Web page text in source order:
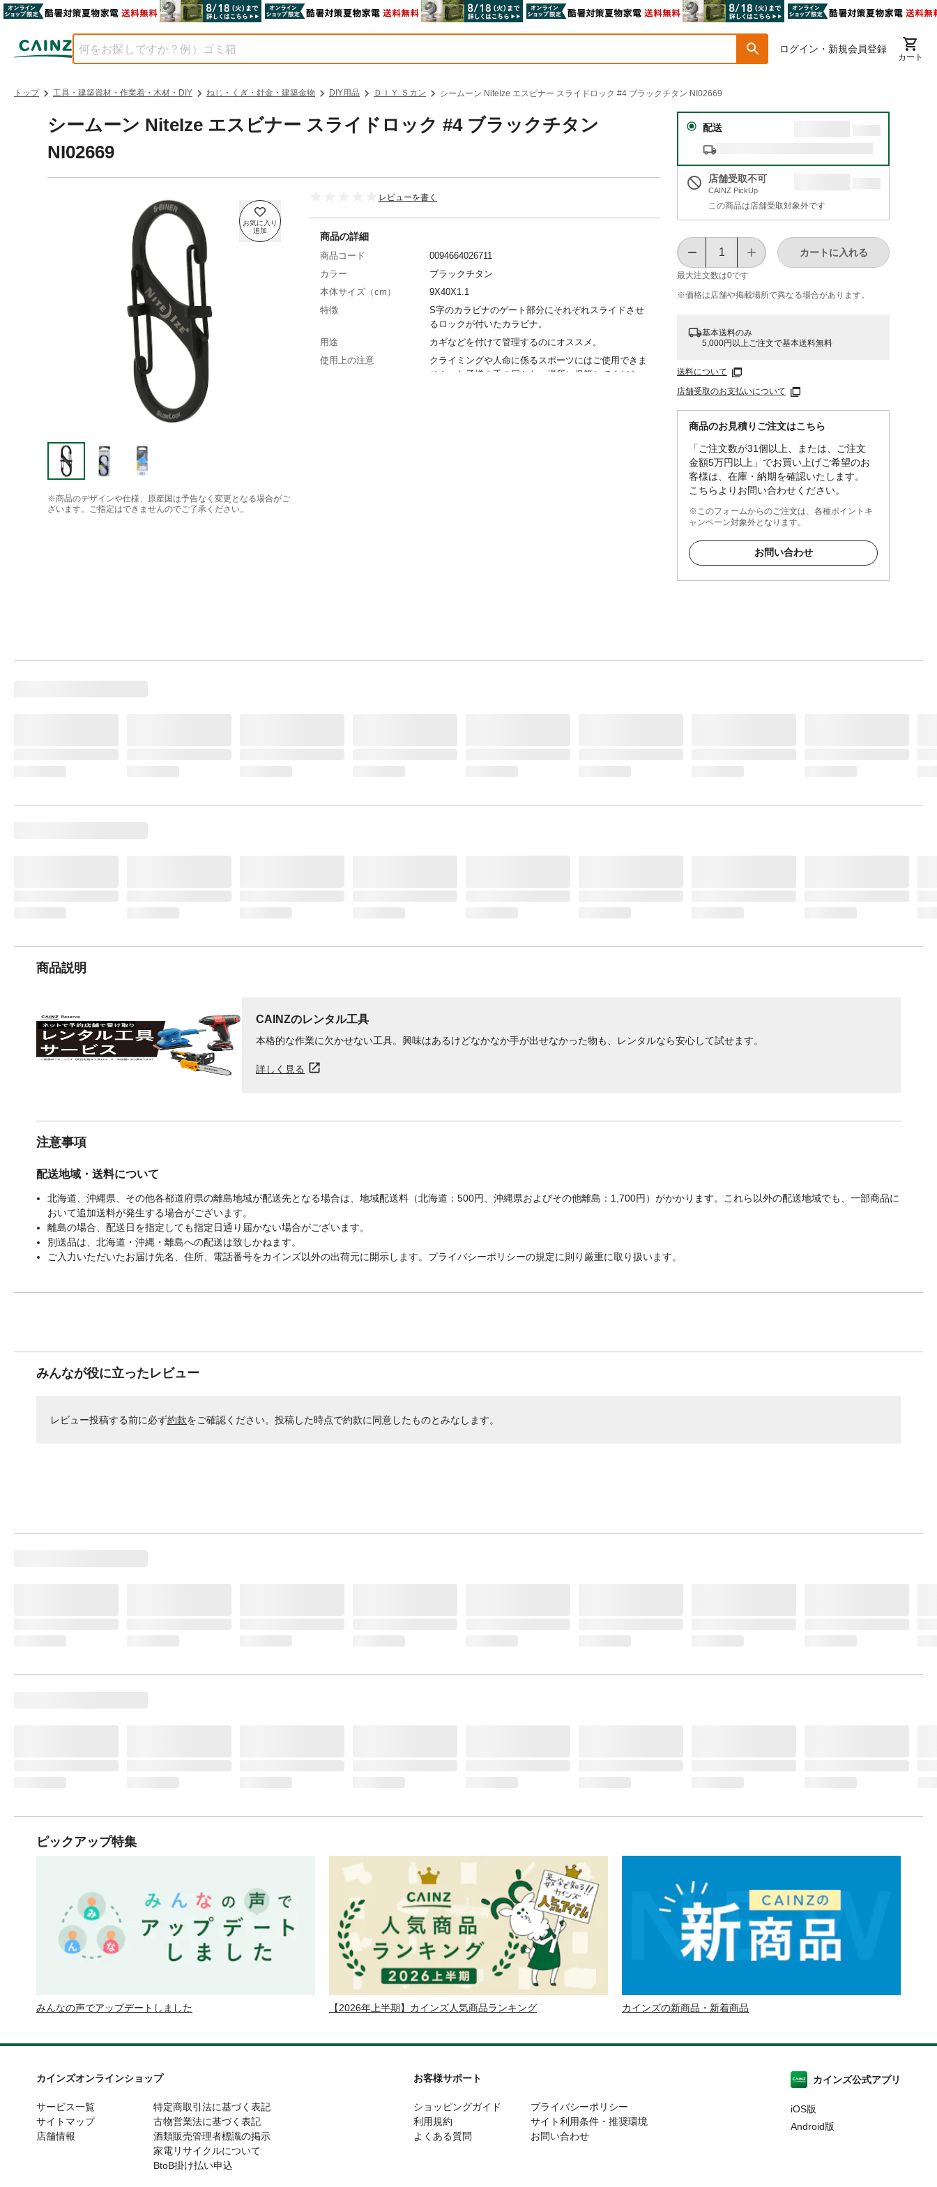
ログイン・新規会員登録
カート
トップ 工具・建築資材・作業着・木材・DIY ねじ・くぎ・針金・建築金物 DIY用品 ＤＩＹ Ｓカン シームーン NiteIze エスビナー スライドロック #4 ブラックチタン NI02669
シームーン NiteIze エスビナー スライドロック #4 ブラックチタン
NI02669
※商品のデザインや仕様、原産国は予告なく変更となる場合がご
ざいます。ご指定はできませんのでご了承ください。
レビューを書く
配送
店舗受取不可
CAINZ PickUp
この商品は店舗受取対象外です
最大注文数は0です
カートに入れる
※価格は​店舗や​掲載場所で​異なる​場合が​あります。
基本送料のみ
5,000円以上ご注文で基本送料無料
送料について
店舗受取のお支払いについて
商品のお見積りご注文はこちら
「ご注文数が31個以上、または、ご注文
金額5万円以上」でお買い上げご希望のお
客様は、在庫・納期を確認いたします。
こちらよりお問い合わせください。
※このフォームからのご注文は、各種ポイントキ
ャンペーン対象外となります。
お問い合わせ
商品の詳細
商品コード
0094664026711
カラー
ブラックチタン
本体サイズ（cm）
9X40X1.1
特徴
S字のカラビナのゲート部分にそれぞれスライドさせ
るロックが付いたカラビナ。
用途
カギなどを付けて管理するのにオススメ。
使用上の注意
クライミングや人命に係るスポーツにはご使用できま
せん。お子様の手の届かない場所に保管してくださ
商品説明
CAINZのレンタル工具
本格的な作業に欠かせない工具。興味はあるけどなかなか手が出せなかった物も、レンタルなら安心して試せます。
詳しく見る
注意事項
配送地域・送料について
北海道、沖縄県、その他各都道府県の離島地域が配送先となる場合は、地域配送料（北海道：500円、沖縄県およびその他離島：1,700円）がかかります。これら以外の配送地域でも、一部商品に
おいて追加送料が発生する場合がございます。
離島の場合、配送日を指定しても指定日通り届かない場合がございます。
別送品は、北海道・沖縄・離島への配送は致しかねます。
ご入力いただいたお届け先名、住所、電話番号をカインズ以外の出荷元に開示します。プライバシーポリシーの規定に則り厳重に取り扱います。
みんなが役に立ったレビュー
レビュー投稿する前に必ず約款をご確認ください。投稿した時点で約款に同意したものとみなします。
ピックアップ特集
みんなの声でアップデートしました 【2026年上半期】カインズ人気商品ランキング カインズの新商品・新着商品
カインズオンラインショップ
サービス一覧
サイトマップ
店舗情報
特定商取引法に基づく表記
古物営業法に基づく表記
酒類販売管理者標識の掲示
家電リサイクルについて
BtoB掛け払い申込
お客様サポート
ショッピングガイド
利用規約
よくある質問
プライバシーポリシー
サイト利用条件・推奨環境
お問い合わせ
カインズ公式アプリ
iOS版
Android版